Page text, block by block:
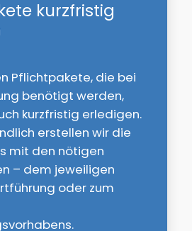
kurzfristig
Pflichtpakete, die bei
benötigt werden,
kurzfristig erledigen.
erstellen wir die
mit den nötigen
– dem jeweiligen
oder zum